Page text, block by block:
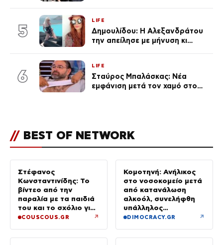
εκ. likes
5
LIFE
Δημουλίδου: Η Αλεξανδράτου
την απείλησε με μήνυση κι
ποια είσαι σοκαρίστικα»
6
LIFE
Σταύρος Μπαλάσκας: Νέα
εμφάνιση μετά τον χαμό στο
// BEST OF NETWORK
Στέφανος
Κωνσταντινίδης: Το
βίντεο από την
παραλία με τα παιδιά
του και το σχόλιο για
την ηλικία του
COUSCOUS.GR ↗
Κομοτηνή: Ανήλικος
στο νοσοκομείο μετά
από κατανάλωση
αλκοόλ, συνελήφθη
υπάλληλος
καταστήματος
DIMOCRACY.GR ↗